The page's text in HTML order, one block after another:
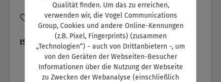
Zum Merkzettel hinzufügen
ISBN: SW11187
Qualität finden. Um das zu erreichen,
verwenden wir, die Vogel Communications
Group, Cookies und andere Online-Kennungen
(z.B. Pixel, Fingerprints) (zusammen
„Technologien“) - auch von Drittanbietern -, um
von den Geräten der Webseiten-Besucher
Informationen über die Nutzung der Webseite
zu Zwecken der Webanalyse (einschließlich